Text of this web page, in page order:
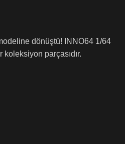
dönüştü! INNO64 1/64
parçasıdır.